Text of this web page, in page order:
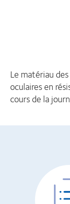
Le matériau
oculaires en
cours de la